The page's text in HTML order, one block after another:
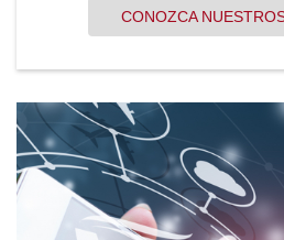
CONOZCA